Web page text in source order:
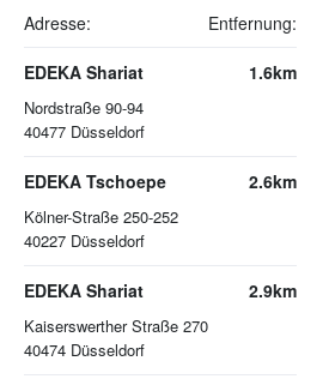
Adresse: Entfernung:
EDEKA Shariat
Nordstraße 90-94
40477 Düsseldorf
1.6km
EDEKA Tschoepe
Kölner-Straße 250-252
40227 Düsseldorf
2.6km
EDEKA Shariat
Kaiserswerther Straße 270
40474 Düsseldorf
2.9km